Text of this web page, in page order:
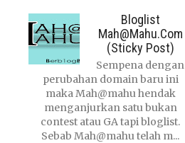
Bloglist
Mah@mahu.com
(Sticky Post)
Sempena dengan
perubahan domain baru ini
maka Mah@mahu hendak
menganjurkan satu bukan
contest atau GA tapi bloglist.
Sebab Mah@mahu telah m...